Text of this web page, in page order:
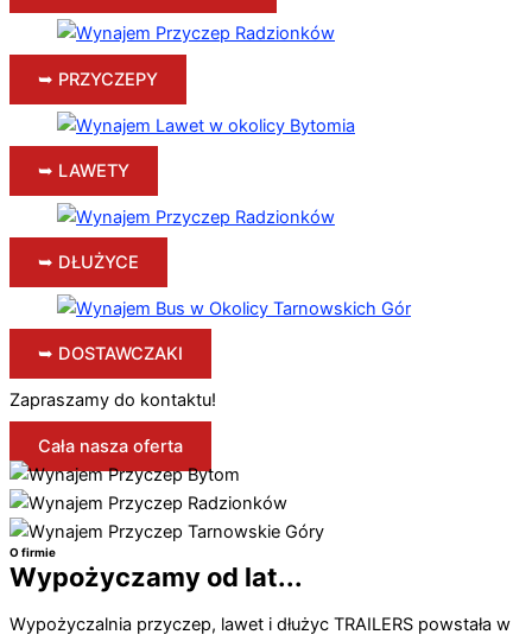
➥ PRZYCZEPY
➥ LAWETY
➥ DŁUŻYCE
➥ DOSTAWCZAKI
Zapraszamy do kontaktu!
Cała nasza oferta
O firmie
Wypożyczamy od lat...
Wypożyczalnia przyczep, lawet i dłużyc TRAILERS powstała w